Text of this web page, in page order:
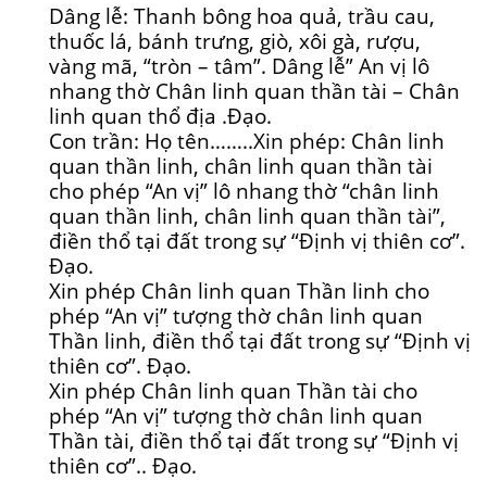
Dâng lễ: Thanh bông hoa quả, trầu cau,
thuốc lá, bánh trưng, giò, xôi gà, rượu,
vàng mã, “tròn – tâm”. Dâng lễ” An vị lô
nhang thờ Chân linh quan thần tài – Chân
linh quan thổ địa .Đạo.
Con trần: Họ tên……..Xin phép: Chân linh
quan thần linh, chân linh quan thần tài
cho phép “An vị” lô nhang thờ “chân linh
quan thần linh, chân linh quan thần tài”,
điền thổ tại đất trong sự “Định vị thiên cơ”.
Đạo.
Xin phép Chân linh quan Thần linh cho
phép “An vị” tượng thờ chân linh quan
Thần linh, điền thổ tại đất trong sự “Định vị
thiên cơ”. Đạo.
Xin phép Chân linh quan Thần tài cho
phép “An vị” tượng thờ chân linh quan
Thần tài, điền thổ tại đất trong sự “Định vị
thiên cơ”.. Đạo.